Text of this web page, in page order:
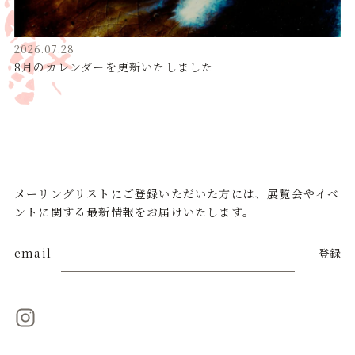
2026.07.28
8月のカレンダーを更新いたしました
メーリングリストにご登録いただいた方には、展覧会やイベ
ントに関する最新情報をお届けいたします。
email 登録